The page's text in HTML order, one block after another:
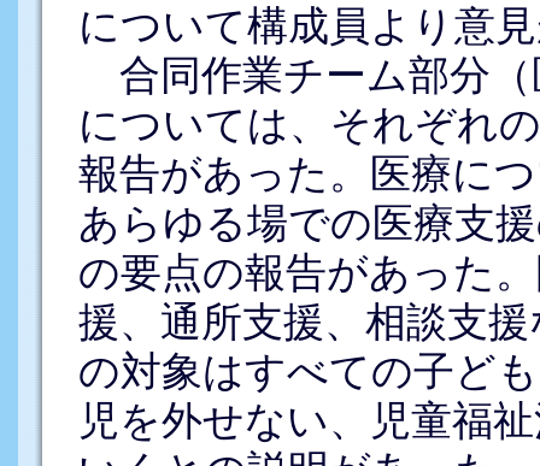
について構成員より意
合同作業チーム部分（
については、それぞれ
報告があった。医療に
あらゆる場での医療支
の要点の報告があった
援、通所支援、相談支
の対象はすべての子ど
児を外せない、児童福